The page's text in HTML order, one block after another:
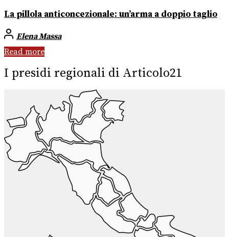
La pillola anticoncezionale: un’arma a doppio taglio
Elena Massa
Read more
I presidi regionali di Articolo21